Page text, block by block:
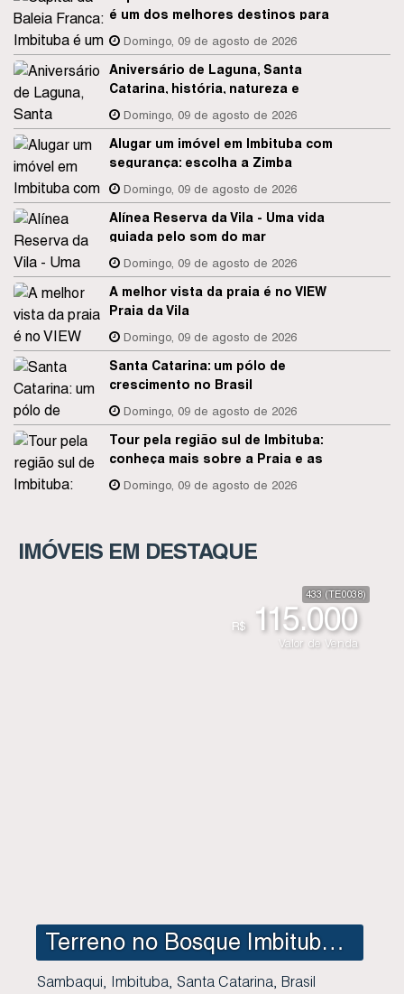
é um dos melhores destinos para
observação de baleias no Brasil
Domingo, 09 de agosto de 2026
Aniversário de Laguna, Santa
Catarina, história, natureza e
desenvolvimento
Domingo, 09 de agosto de 2026
Alugar um imóvel em Imbituba com
segurança: escolha a Zimba
Imóveis
Domingo, 09 de agosto de 2026
Alínea Reserva da Vila - Uma vida
guiada pelo som do mar
Domingo, 09 de agosto de 2026
A melhor vista da praia é no VIEW
Praia da Vila
Domingo, 09 de agosto de 2026
Santa Catarina: um pólo de
crescimento no Brasil
Domingo, 09 de agosto de 2026
Tour pela região sul de Imbituba:
conheça mais sobre a Praia e as
Dunas de Itapirubá, Lagoa do
Timbé e a Lagoa de Imaruí.
Domingo, 09 de agosto de 2026
IMÓVEIS EM DESTAQUE
433 (TE0038)
Terreno no Bosque Imbituba - Quadra 5 Lote 11 - Sambaqui - Imbituba SC
Sambaqui Imbituba Santa Catarina Brasil
R$115.000
Valor de Venda